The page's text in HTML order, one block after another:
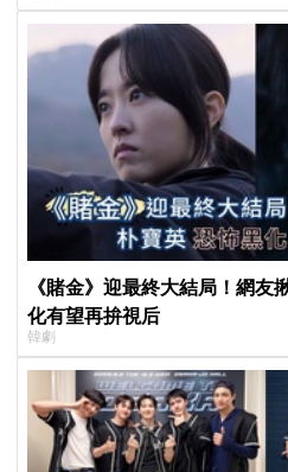
《賭金》迎最終大結局！網
化有望再拚視后
韓劇